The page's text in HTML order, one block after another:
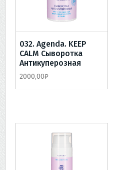
032. Agenda. KEEP
CALM Сыворотка
Антикуперозная
2000,00₽